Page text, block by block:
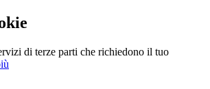
di terze parti che richiedono il tuo